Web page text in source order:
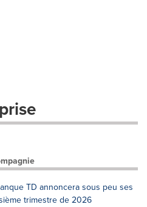
TD annoncera sous peu ses
trimestre de 2026